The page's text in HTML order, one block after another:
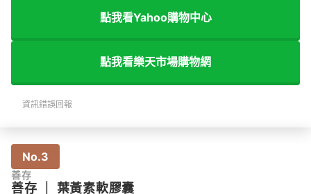
點我看Yahoo購物中心
點我看樂天市場購物網
資訊錯誤回報
No.3
善存
善存 葉黃素軟膠囊